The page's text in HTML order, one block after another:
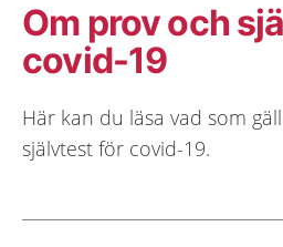
Om prov och
covid-19
Här kan du läsa vad som
självtest för covid-19.